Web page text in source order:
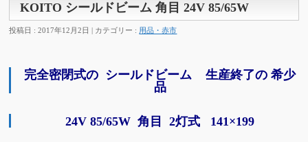
KOITO シールドビーム 角目 24V 85/65W
投稿日 : 2017年12月2日 | カテゴリー : 用品・赤市
完全密閉式の シールドビーム 生産終了の 希少
品
24V 85/65W 角目 2灯式 141×199